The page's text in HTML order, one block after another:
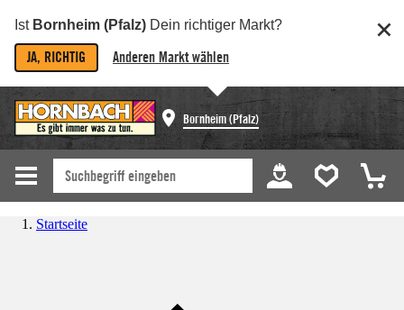
Ist Bornheim (Pfalz) Dein richtiger Markt?
JA, RICHTIG Anderen Markt wählen
Bornheim (Pfalz)
Startseite